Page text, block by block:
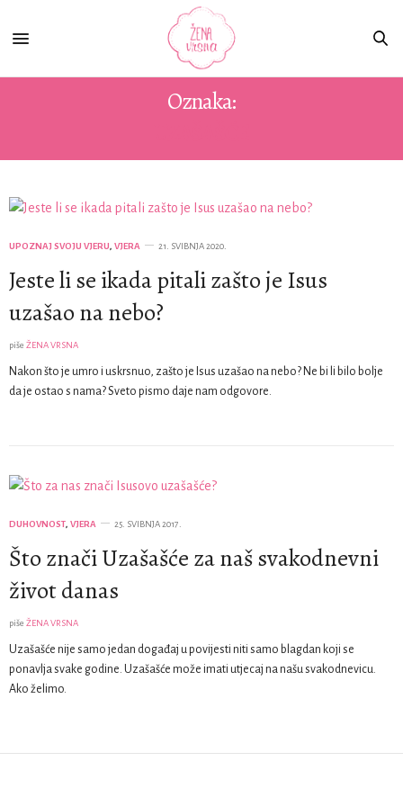
Oznaka:
UPOZNAJ SVOJU VJERU, VJERA 21. SVIBNJA 2020.
Jeste li se ikada pitali zašto je Isus
uzašao na nebo?
piše ŽENA VRSNA
Nakon što je umro i uskrsnuo, zašto je Isus uzašao na nebo? Ne bi li bilo bolje
da je ostao s nama? Sveto pismo daje nam odgovore.
DUHOVNOST, VJERA 25. SVIBNJA 2017.
Što znači Uzašašće za naš svakodnevni
život danas
piše ŽENA VRSNA
Uzašašće nije samo jedan događaj u povijesti niti samo blagdan koji se
ponavlja svake godine. Uzašašće može imati utjecaj na našu svakodnevicu.
Ako želimo.